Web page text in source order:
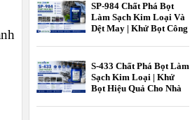
SP-984 Chất Phá Bọt
Làm Sạch Kim Loại Và
Dệt May | Khử Bọt Công
S-433 Chất Phá Bọt Làm
Sạch Kim Loại | Khử
Bọt Hiệu Quả Cho Nhà